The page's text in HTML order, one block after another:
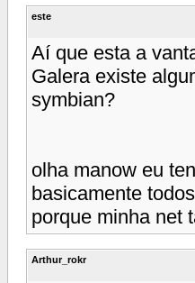
este
Aí que esta a
Galera existe
symbian?
olha manow eu
basicamente
porque minha net
Arthur_rokr